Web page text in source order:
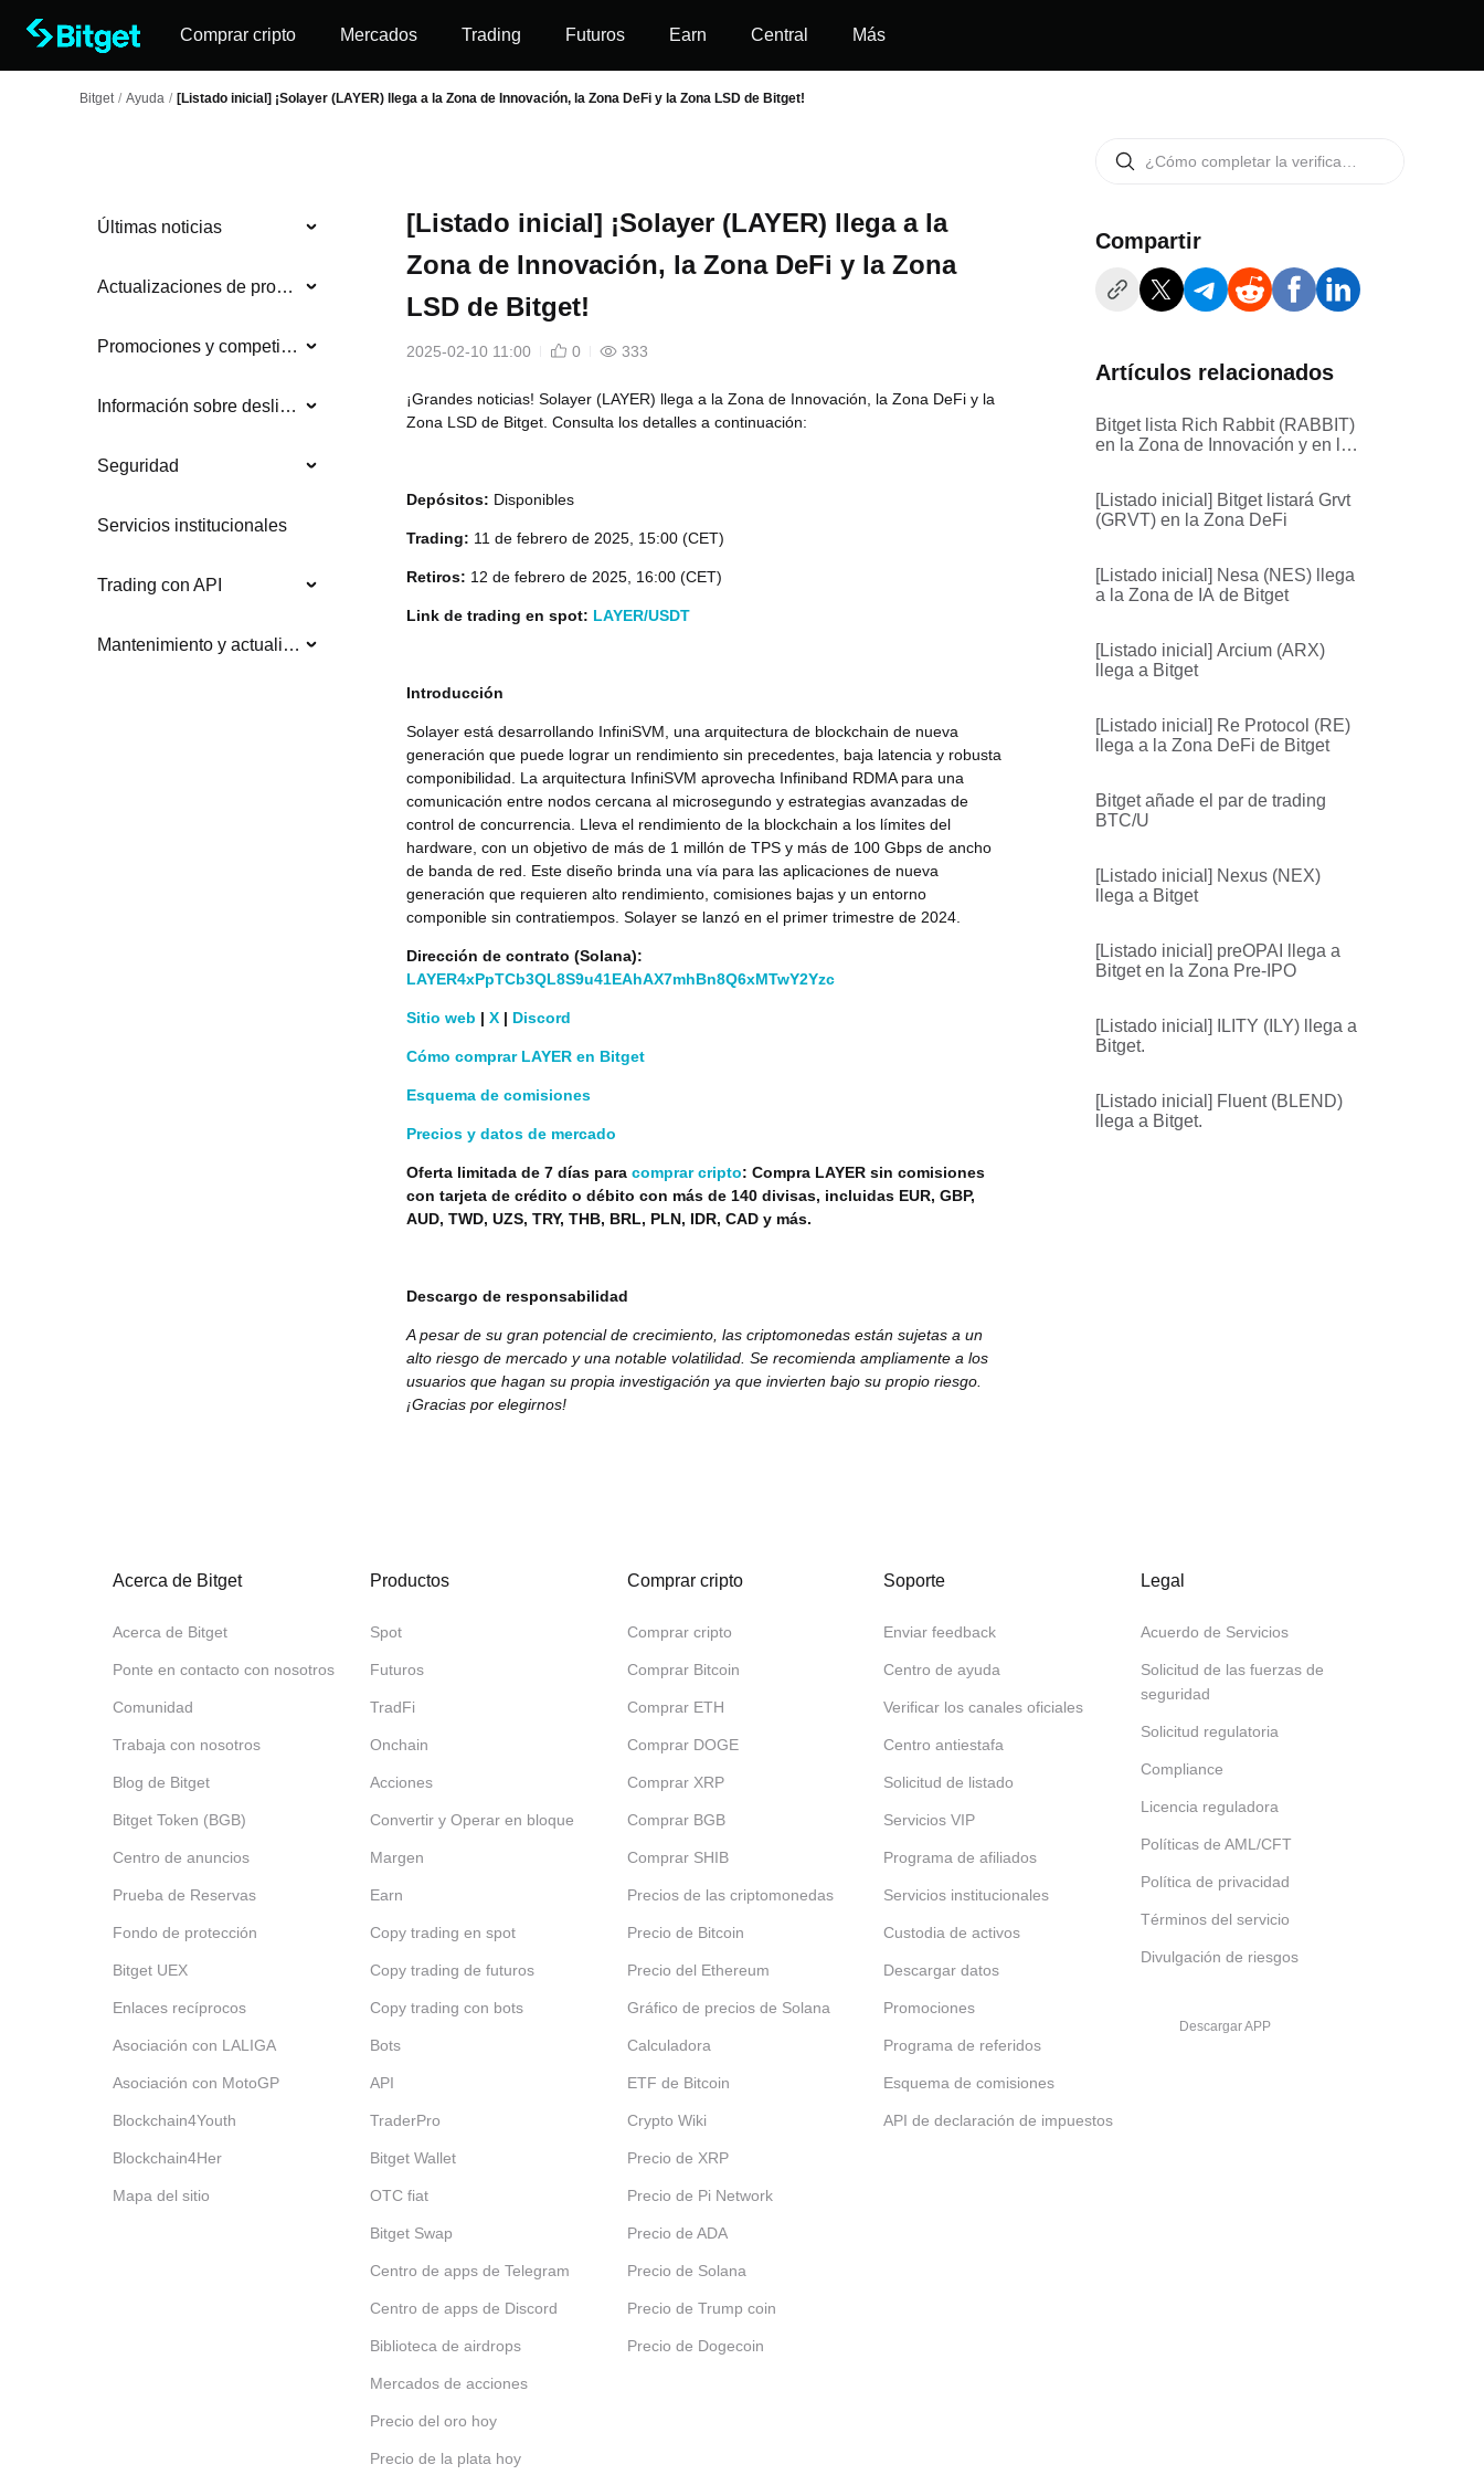
Comprar cripto Mercados Trading Futuros Earn Central Más
Bitget / Ayuda / [Listado inicial] ¡Solayer (LAYER) llega a la Zona de Innovación, la Zona DeFi y la Zona LSD de Bitget!
Últimas noticias
Actualizaciones de producto
Promociones y competiciones
Información sobre deslistados
Seguridad
Servicios institucionales
Trading con API
Mantenimiento y actualizaciones del sistema
[Listado inicial] ¡Solayer (LAYER) llega a la
Zona de Innovación, la Zona DeFi y la Zona
LSD de Bitget!
2025-02-10 11:00 0 333
¡Grandes noticias! Solayer (LAYER) llega a la Zona de Innovación, la Zona DeFi y la
Zona LSD de Bitget. Consulta los detalles a continuación:
Depósitos: Disponibles
Trading: 11 de febrero de 2025, 15:00 (CET)
Retiros: 12 de febrero de 2025, 16:00 (CET)
Link de trading en spot: LAYER/USDT
Introducción
Solayer está desarrollando InfiniSVM, una arquitectura de blockchain de nueva
generación que puede lograr un rendimiento sin precedentes, baja latencia y robusta
componibilidad. La arquitectura InfiniSVM aprovecha Infiniband RDMA para una
comunicación entre nodos cercana al microsegundo y estrategias avanzadas de
control de concurrencia. Lleva el rendimiento de la blockchain a los límites del
hardware, con un objetivo de más de 1 millón de TPS y más de 100 Gbps de ancho
de banda de red. Este diseño brinda una vía para las aplicaciones de nueva
generación que requieren alto rendimiento, comisiones bajas y un entorno
componible sin contratiempos. Solayer se lanzó en el primer trimestre de 2024.
Dirección de contrato (Solana):
LAYER4xPpTCb3QL8S9u41EAhAX7mhBn8Q6xMTwY2Yzc
Sitio web | X | Discord
Cómo comprar LAYER en Bitget
Esquema de comisiones
Precios y datos de mercado
Oferta limitada de 7 días para comprar cripto: Compra LAYER sin comisiones
con tarjeta de crédito o débito con más de 140 divisas, incluidas EUR, GBP,
AUD, TWD, UZS, TRY, THB, BRL, PLN, IDR, CAD y más.
Descargo de responsabilidad
A pesar de su gran potencial de crecimiento, las criptomonedas están sujetas a un
alto riesgo de mercado y una notable volatilidad. Se recomienda ampliamente a los
usuarios que hagan su propia investigación ya que invierten bajo su propio riesgo.
¡Gracias por elegirnos!
Compartir
Artículos relacionados
Bitget lista Rich Rabbit (RABBIT)
en la Zona de Innovación y en la
[Listado inicial] Bitget listará Grvt
(GRVT) en la Zona DeFi
[Listado inicial] Nesa (NES) llega
a la Zona de IA de Bitget
[Listado inicial] Arcium (ARX)
llega a Bitget
[Listado inicial] Re Protocol (RE)
llega a la Zona DeFi de Bitget
Bitget añade el par de trading
BTC/U
[Listado inicial] Nexus (NEX)
llega a Bitget
[Listado inicial] preOPAI llega a
Bitget en la Zona Pre-IPO
[Listado inicial] ILITY (ILY) llega a
Bitget.
[Listado inicial] Fluent (BLEND)
llega a Bitget.
Acerca de Bitget
Acerca de Bitget
Ponte en contacto con nosotros
Comunidad
Trabaja con nosotros
Blog de Bitget
Bitget Token (BGB)
Centro de anuncios
Prueba de Reservas
Fondo de protección
Bitget UEX
Enlaces recíprocos
Asociación con LALIGA
Asociación con MotoGP
Blockchain4Youth
Blockchain4Her
Mapa del sitio
Productos
Spot
Futuros
TradFi
Onchain
Acciones
Convertir y Operar en bloque
Margen
Earn
Copy trading en spot
Copy trading de futuros
Copy trading con bots
Bots
API
TraderPro
Bitget Wallet
OTC fiat
Bitget Swap
Centro de apps de Telegram
Centro de apps de Discord
Biblioteca de airdrops
Mercados de acciones
Precio del oro hoy
Precio de la plata hoy
Comprar cripto
Comprar cripto
Comprar Bitcoin
Comprar ETH
Comprar DOGE
Comprar XRP
Comprar BGB
Comprar SHIB
Precios de las criptomonedas
Precio de Bitcoin
Precio del Ethereum
Gráfico de precios de Solana
Calculadora
ETF de Bitcoin
Crypto Wiki
Precio de XRP
Precio de Pi Network
Precio de ADA
Precio de Solana
Precio de Trump coin
Precio de Dogecoin
Soporte
Enviar feedback
Centro de ayuda
Verificar los canales oficiales
Centro antiestafa
Solicitud de listado
Servicios VIP
Programa de afiliados
Servicios institucionales
Custodia de activos
Descargar datos
Promociones
Programa de referidos
Esquema de comisiones
API de declaración de impuestos
Legal
Acuerdo de Servicios
Solicitud de las fuerzas de
seguridad
Solicitud regulatoria
Compliance
Licencia reguladora
Políticas de AML/CFT
Política de privacidad
Términos del servicio
Divulgación de riesgos
Descargar APP